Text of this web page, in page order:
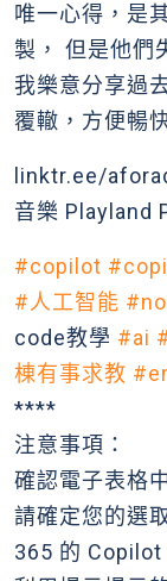
唯一心得，是
製， 但是他們
我樂意分享過
覆轍，方便暢
linktr.ee/
音樂 Playland
#copilot
#人工智能 #no
code教學 #ai
棟有事求教
****
注意事項：
確認電子表格
請確定您的選
365 的 Copilot